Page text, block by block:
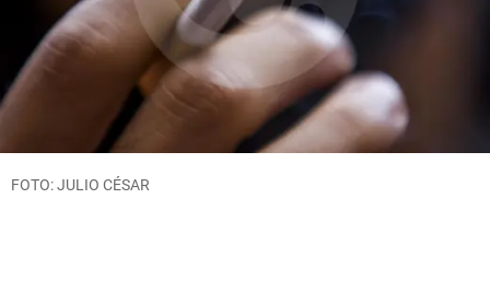
FOTO: JULIO CÉSAR